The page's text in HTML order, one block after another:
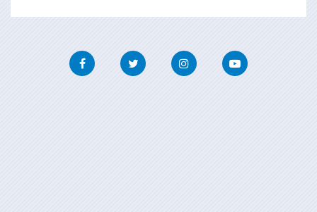
FacebookTwitter InstagramYoutube